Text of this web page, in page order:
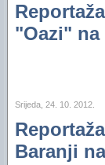
"Oazi" na
Srijeda, 24. 10. 2012.
Baranji